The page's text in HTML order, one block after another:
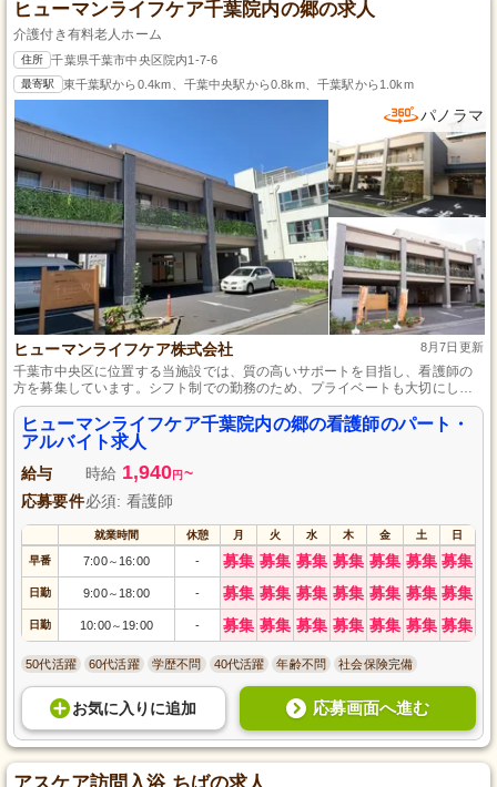
ヒューマンライフケア千葉院内の郷の求人
介護付き有料老人ホーム
住所 千葉県千葉市中央区院内1-7-6
最寄駅 東千葉駅から0.4km、千葉中央駅から0.8km、千葉駅から1.0km
パノラマ
ヒューマンライフケア株式会社 8月7日更新
千葉市中央区に位置する当施設では、質の高いサポートを目指し、看護師の
方を募集しています。シフト制での勤務のため、プライベートも大切にしな
がら働けます。スタッフ間の助け合いも充実しており、教育体制や資格取得
支援も整っていますので、安心してスキルアップを目指せる環境です。
ヒューマンライフケア千葉院内の郷の看護師のパート・
アルバイト求人
給与 時給 1,940円 ~
応募要件必須: 看護師
就業時間 休憩 月 火 水 木 金 土 日
早番 7:00～ 16:00 - 募集 募集 募集 募集 募集 募集 募集
日勤 9:00～ 18:00 - 募集 募集 募集 募集 募集 募集 募集
日勤 10:00～ 19:00 - 募集 募集 募集 募集 募集 募集 募集
50代活躍 60代活躍 学歴不問 40代活躍 年齢不問 社会保険完備
お気に入り に追加 応募画面へ進む